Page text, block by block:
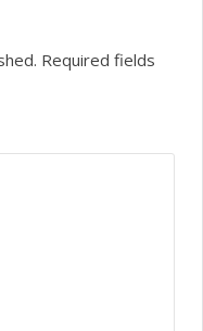
Required fields